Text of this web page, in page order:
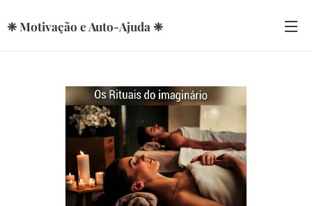
❈ Motivação e Auto-Ajuda ❈